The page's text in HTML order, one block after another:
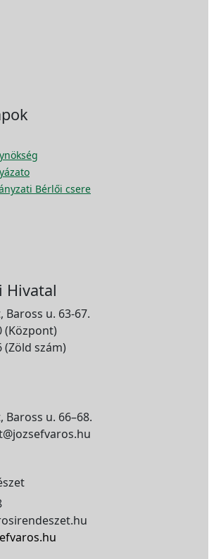
Bérlői csere
Hivatal
Baross u. 63-67.
(Központ)
(Zöld szám)
Baross u. 66–68.